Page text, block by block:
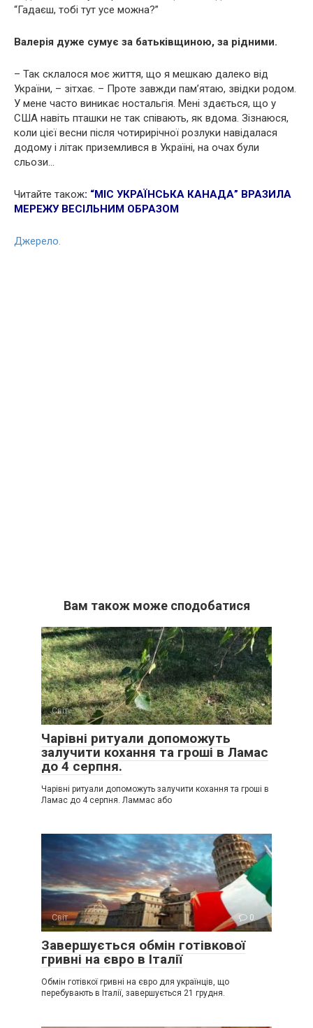
“Гадаєш, тобі тут усе можна?”
Валерія дуже сумує за батьківщиною, за рідними.
– Так склалося моє життя, що я мешкаю далеко від
України, – зітхає. – Проте завжди пам’ятаю, звідки родом.
У мене часто виникає ностальгія. Мені здається, що у
США навіть пташки не так співають, як вдома. Зізнаюся,
коли цієї весни після чотирирічної розлуки навідалася
додому і літак приземлився в Україні, на очах були
сльози…
Читайте також: “МІС УКРАЇНСЬКА КАНАДА” ВРАЗИЛА
МЕРЕЖУ ВЕСІЛЬНИМ ОБРАЗОМ
Джерело.
Вам також може сподобатися
Світ 0
Чарівні ритуали допоможуть
залучити кохання та гроші в Ламас
до 4 серпня.
Чарівні ритуали допоможуть залучити кохання та гроші в
Ламас до 4 серпня. Ламмас або
Світ 0
Завершується обмін готівкової
гривні на євро в Італії
Обмін готівкої гривні на євро для українців, що
перебувають в Італії, завершується 21 грудня.